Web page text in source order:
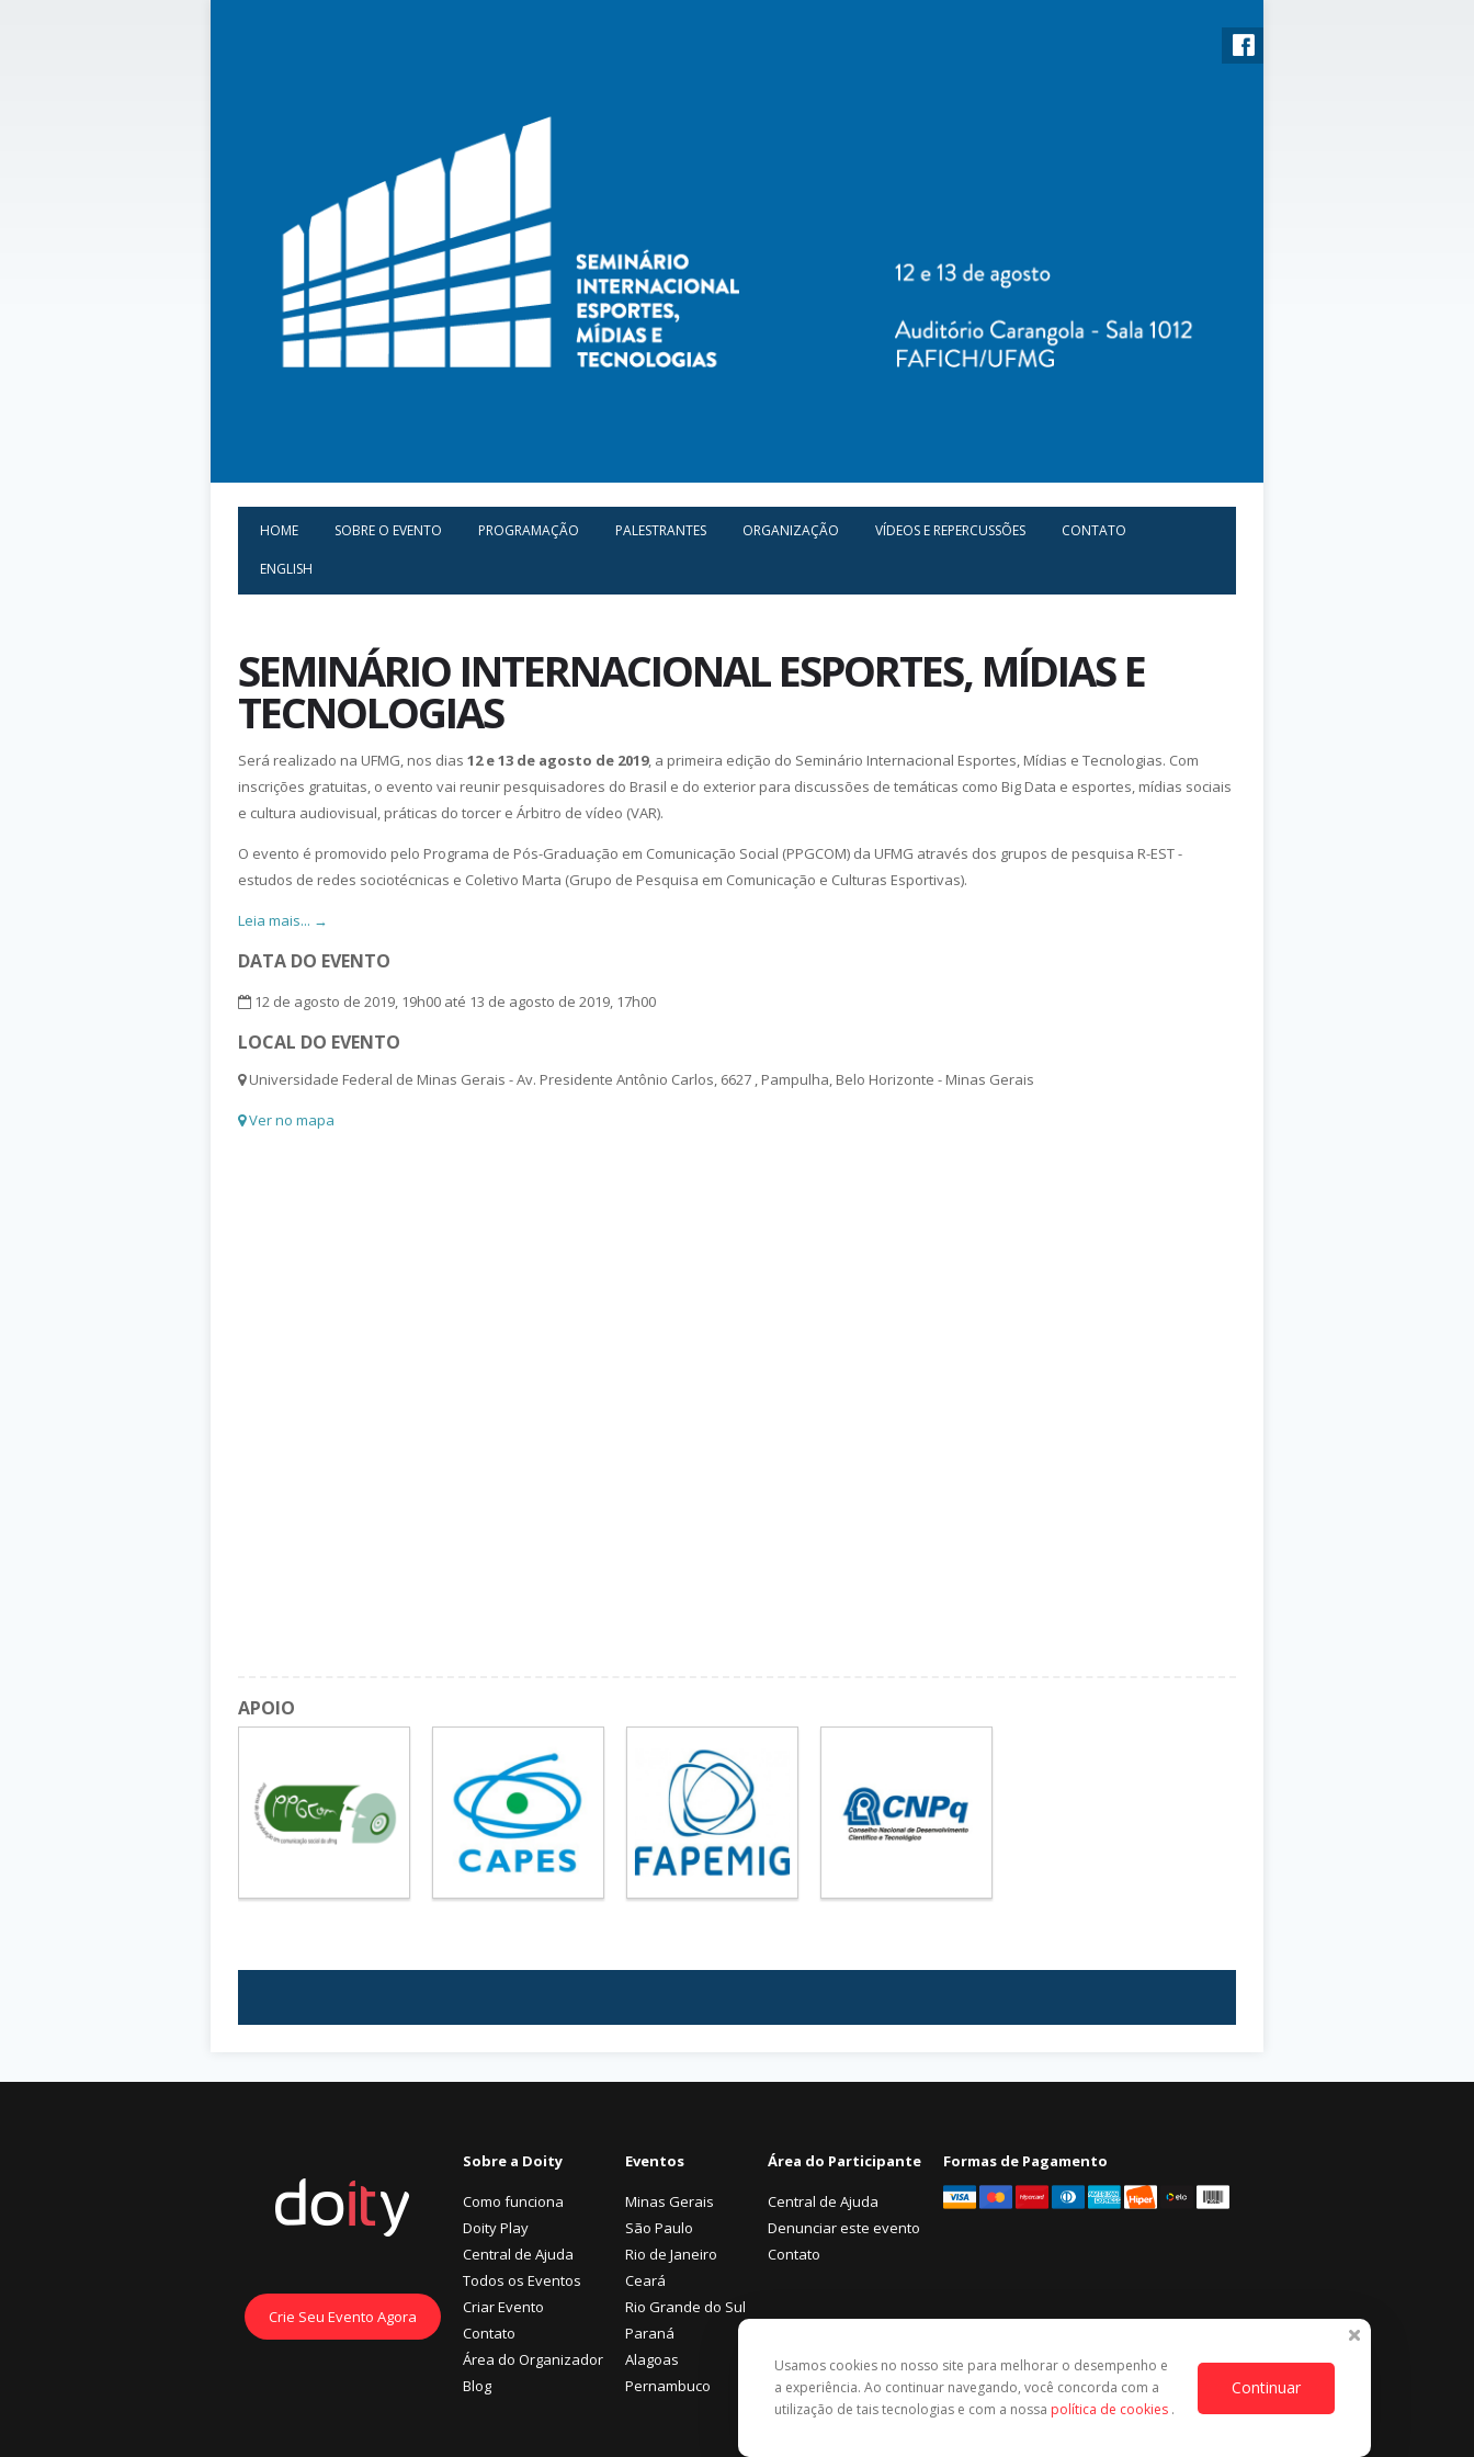
HOME SOBRE O EVENTO PROGRAMAÇÃO PALESTRANTES ORGANIZAÇÃO VÍDEOS E REPERCUSSÕES CONTATO
ENGLISH
SEMINÁRIO INTERNACIONAL ESPORTES, MÍDIAS E
TECNOLOGIAS
Será realizado na UFMG, nos dias 12 e 13 de agosto de 2019, a primeira edição do Seminário Internacional Esportes, Mídias e Tecnologias. Com
inscrições gratuitas, o evento vai reunir pesquisadores do Brasil e do exterior para discussões de temáticas como Big Data e esportes, mídias sociais
e cultura audiovisual, práticas do torcer e Árbitro de vídeo (VAR).
O evento é promovido pelo Programa de Pós-Graduação em Comunicação Social (PPGCOM) da UFMG através dos grupos de pesquisa R-EST -
estudos de redes sociotécnicas e Coletivo Marta (Grupo de Pesquisa em Comunicação e Culturas Esportivas).
Leia mais... →
DATA DO EVENTO
12 de agosto de 2019, 19h00 até 13 de agosto de 2019, 17h00
LOCAL DO EVENTO
Universidade Federal de Minas Gerais - Av. Presidente Antônio Carlos, 6627 , Pampulha, Belo Horizonte - Minas Gerais
Ver no mapa
APOIO
Crie Seu Evento Agora
Sobre a Doity
Como funciona
Doity Play
Central de Ajuda
Todos os Eventos
Criar Evento
Contato
Área do Organizador
Blog
Eventos
Minas Gerais
São Paulo
Rio de Janeiro
Ceará
Rio Grande do Sul
Paraná
Alagoas
Pernambuco
Área do Participante
Central de Ajuda
Denunciar este evento
Contato
Formas de Pagamento
Usamos cookies no nosso site para melhorar o desempenho e
a experiência. Ao continuar navegando, você concorda com a
utilização de tais tecnologias e com a nossa política de cookies .
Continuar